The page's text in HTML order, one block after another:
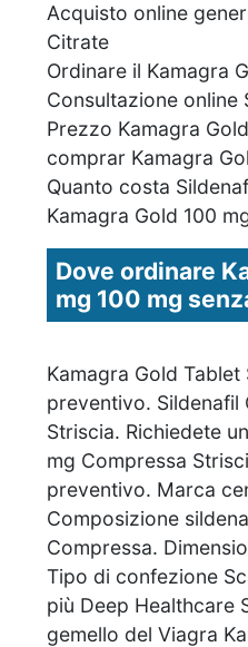
Acquisto online
Citrate
Ordinare il Kamagra
Consultazione online
Prezzo Kamagra
comprar Kamagra
Quanto costa
Kamagra Gold 100
Dove ordinare
mg 100 mg
Kamagra Gold
preventivo. Sildenafil
Striscia. Richiedete
mg Compressa
preventivo. Marca
Composizione
Compressa.
Tipo di confezione
più Deep Healthcare
gemello del Viagra